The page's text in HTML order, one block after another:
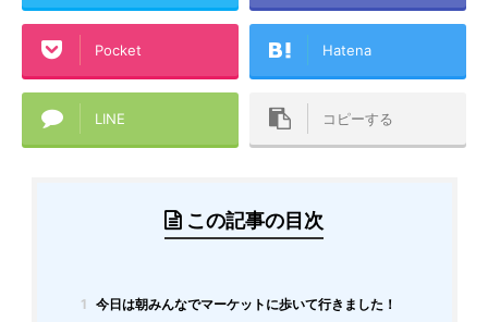
Pocket Hatena
LINE コピーする
この記事の目次
1 今日は朝みんなでマーケットに歩いて行きました！